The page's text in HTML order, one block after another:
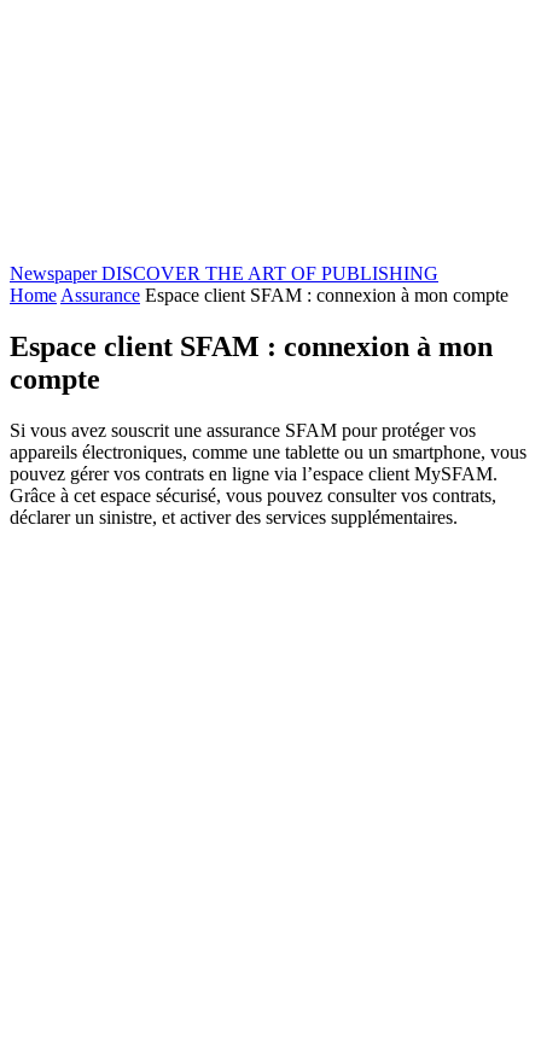
Newspaper DISCOVER THE ART OF PUBLISHING
Home Assurance Espace client SFAM : connexion à mon compte
Espace client SFAM : connexion à mon
compte
Si vous avez souscrit une assurance SFAM pour protéger vos
appareils électroniques, comme une tablette ou un smartphone, vous
pouvez gérer vos contrats en ligne via l’espace client MySFAM.
Grâce à cet espace sécurisé, vous pouvez consulter vos contrats,
déclarer un sinistre, et activer des services supplémentaires.